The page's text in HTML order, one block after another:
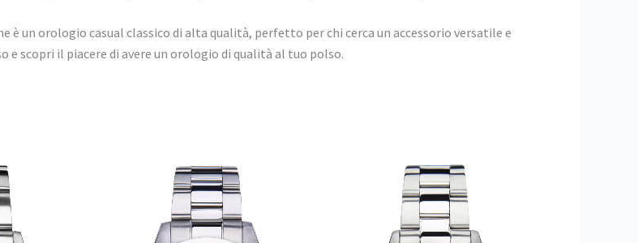
è un orologio casual classico di alta qualità, perfetto per chi cerca un accessorio versatile e
e scopri il piacere di avere un orologio di qualità al tuo polso.